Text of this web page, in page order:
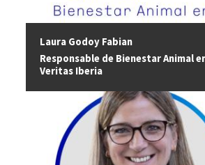
Laura Godoy Fabian
Responsable de Bienestar Animal
Veritas Iberia